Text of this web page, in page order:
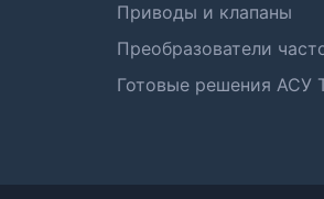
Приводы и клапаны
Преобразователи
Готовые решения АСУ